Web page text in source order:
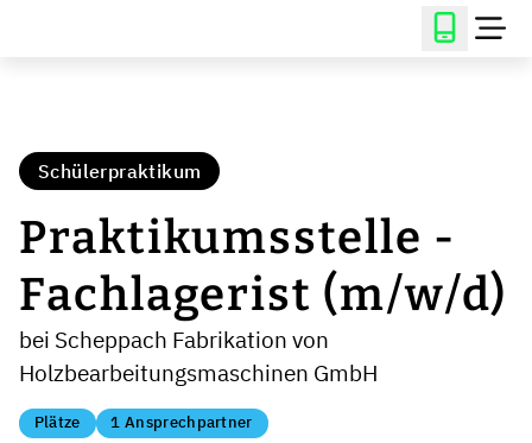
Schülerpraktikum
Praktikumsstelle -
Fachlagerist (m/w/d)
bei Scheppach Fabrikation von
Holzbearbeitungsmaschinen GmbH
Plätze 1 Ansprechpartner